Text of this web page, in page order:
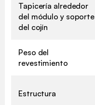
Tapicería alrededor
del módulo y soporte
del cojín
Peso del
revestimiento
Estructura